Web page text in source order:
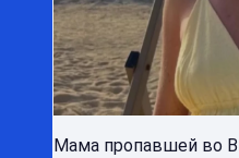
Мама пропавшей во